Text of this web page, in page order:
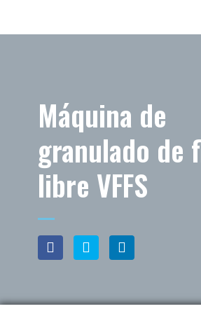
Máquina de
granulado de
libre VFFS